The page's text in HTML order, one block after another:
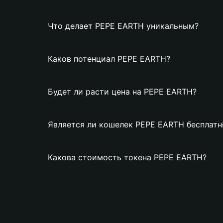
Что делает PEPE EARTH уникальным?
Каков потенциал PEPE EARTH?
Будет ли расти цена на PEPE EARTH?
Является ли кошелек PEPE EARTH
Какова стоимость токена PEPE EARTH?